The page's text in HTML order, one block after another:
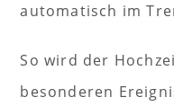
automatisch im
So wird der
besonderen